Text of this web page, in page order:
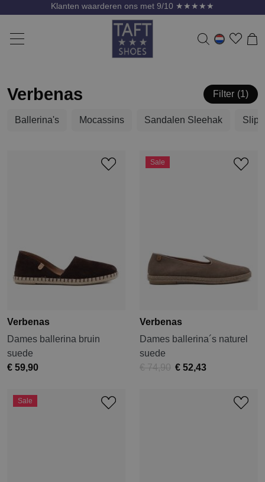
Klanten waarderen ons met 9/10 ★★★★★
Verbenas Filter 1
Ballerina's Mocassins Sandalen Sleehak
Verbenas
Dames ballerina bruin
suede
€ 59,90
Sale
Verbenas
Dames ballerina´s naturel
suede
€ 74,90 € 52,43
Sale